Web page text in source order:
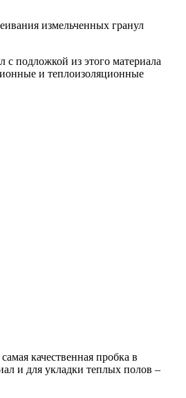
измельченных гранул
с подложкой из этого материала
и теплоизоляционные
качественная пробка в
и для укладки теплых полов –